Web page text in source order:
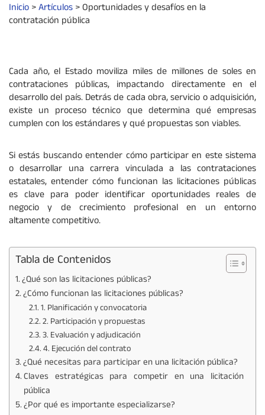
Inicio>Artículos>Oportunidades y desafíos en la
contratación pública
Cada año, el Estado moviliza miles de millones de soles en
contrataciones públicas, impactando directamente en el
desarrollo del país. Detrás de cada obra, servicio o adquisición,
existe un proceso técnico que determina qué empresas
cumplen con los estándares y qué propuestas son viables.
Si estás buscando entender cómo participar en este sistema
o desarrollar una carrera vinculada a las contrataciones
estatales, entender cómo funcionan las licitaciones públicas
es clave para poder identificar oportunidades reales de
negocio y de crecimiento profesional en un entorno
altamente competitivo.
Tabla de Contenidos
¿Qué son las licitaciones públicas?
¿Cómo funcionan las licitaciones públicas?
1. Planificación y convocatoria
2. Participación y propuestas
3. Evaluación y adjudicación
4. Ejecución del contrato
¿Qué necesitas para participar en una licitación pública?
Claves estratégicas para competir en una licitación
pública
¿Por qué es importante especializarse?